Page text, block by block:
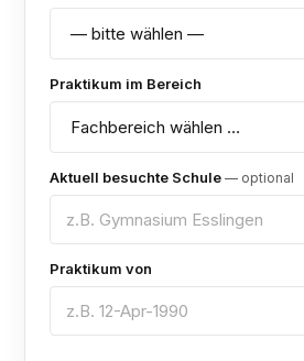
Praktikum im Bereich
Aktuell besuchte Schule— optional
Praktikum von